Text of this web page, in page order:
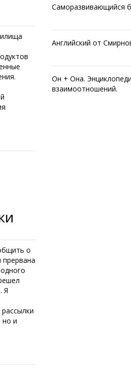
о
Я
но и
Саморазвивающийся
Английский от
Он + Она.
взаимоотношений.